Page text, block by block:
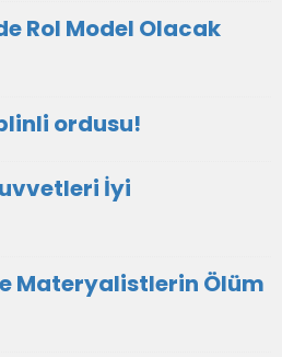
Rol Model Olacak
ordusu!
İyi
Materyalistlerin Ölüm